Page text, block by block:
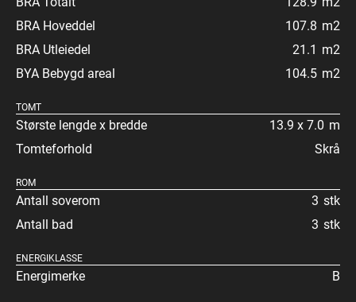
BRA Hoveddel
107.8 m2
BRA Utleiedel
21.1 m2
BYA Bebygd areal
104.5 m2
TOMT
Største lengde x bredde 13.9 x 7.0 m
Tomteforhold
Skrå
ROM
Antall soverom 3 stk
Antall bad
3 stk
ENERGIKLASSE
Energimerke B